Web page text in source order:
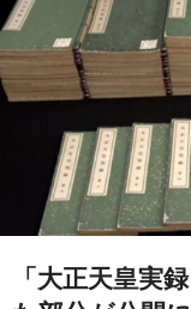
「大正天皇実